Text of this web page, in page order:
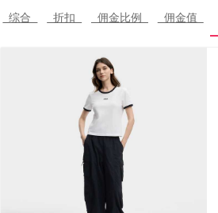
综合 折扣 佣金比例 佣金值